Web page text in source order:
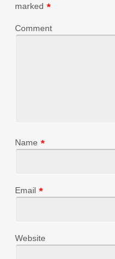
marked *
Comment
Name *
Email *
Website